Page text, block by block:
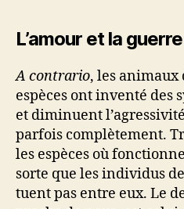
L’amour et la guerre
A contrario, les animaux
espèces ont inventé des
et diminuent
parfois complètement.
les espèces où
sorte que les individus
tuent pas entre eux. Le